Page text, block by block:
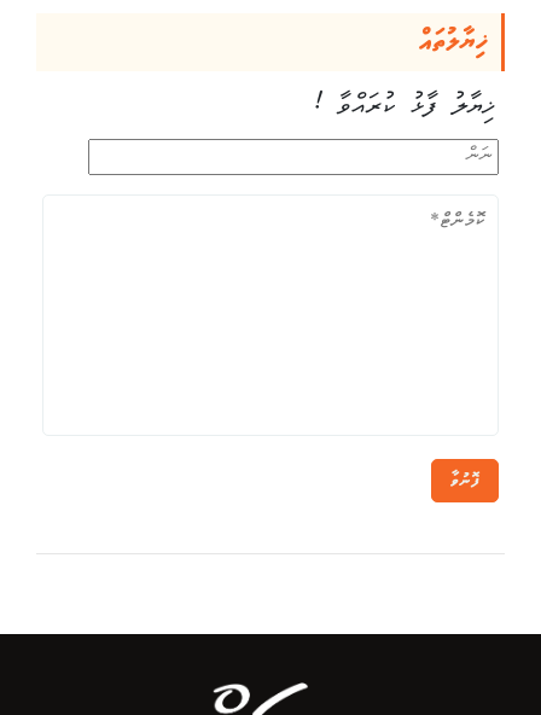
ޚިޔާލުތައް
ޚިޔާލު ފާޅު ކުރައްވާ !
ފޮނުވާ